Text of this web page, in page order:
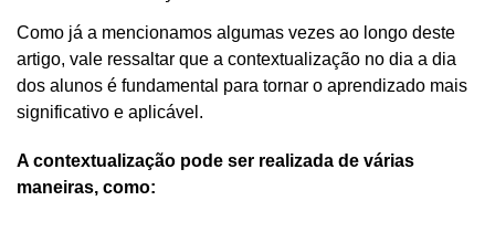
Como já a mencionamos algumas vezes ao longo deste
artigo, vale ressaltar que a contextualização no dia a dia
dos alunos é fundamental para tornar o aprendizado mais
significativo e aplicável.
A contextualização pode ser realizada de várias
maneiras, como: